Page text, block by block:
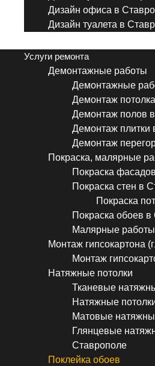
Дизайн офиса в
Дизайн туалета в
Услуги ремонта
Демонтажные работы
Демонтажные
Демонтаж
Демонтаж полов
Демонтаж плитки
Демонтаж
Покраска, малярные
Покраска
Покраска стен в
Покраска
Покраска обоев
Малярные
Монтаж гипсокартона
Монтаж
Натяжные потолки
Тканевые
Натяжные
Матовые
Глянцевые
Ставрополе
Поклейка обоев